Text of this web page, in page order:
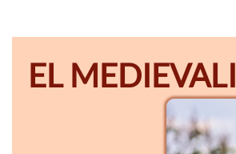
EL